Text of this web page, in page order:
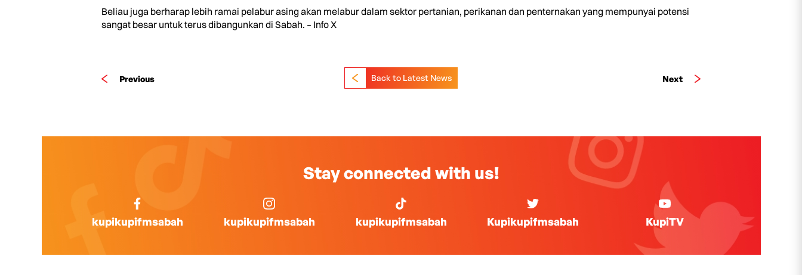
Beliau juga berharap lebih ramai pelabur asing akan melabur dalam sektor pertanian, perikanan dan penternakan yang mempunyai potensi
sangat besar untuk terus dibangunkan di Sabah. – Info X
Previous Next
Back to Latest News
Stay connected with us!
kupikupifmsabah kupikupifmsabah kupikupifmsabah Kupikupifmsabah KupiTV